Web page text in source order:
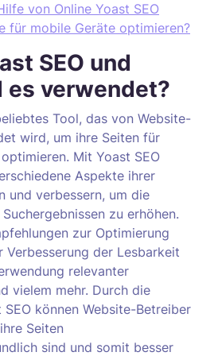
von Online Yoast SEO
für mobile Geräte optimieren?
SEO und
verwendet?
Tool, das von Website-
wird, um ihre Seiten für
Mit Yoast SEO
Aspekte ihrer
und verbessern, um die
zu erhöhen.
zur Optimierung
Verbesserung der Lesbarkeit
relevanter
vielem mehr. Durch die
können Website-Betreiber
Seiten
sind und somit besser